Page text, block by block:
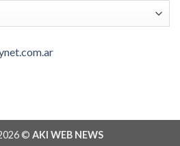
© AKI WEB NEWS